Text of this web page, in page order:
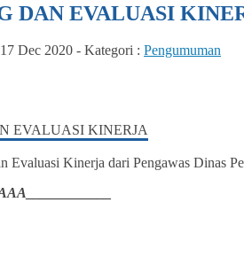
DAN EVALUASI
Dec 2020 - Kategori : Pengumuman
Evaluasi Kinerja dari Pengawas Dinas